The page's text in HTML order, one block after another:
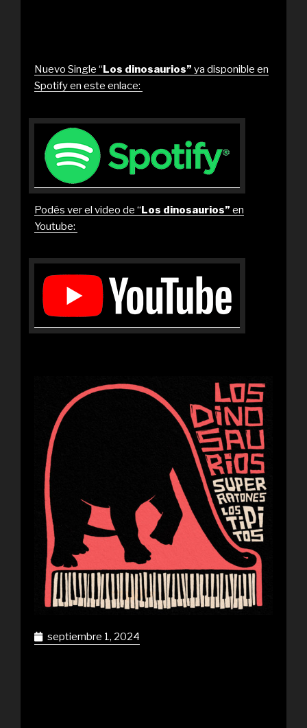
Nuevo Single “Los dinosaurios” ya disponible en
Spotify en este enlace:
Podés ver el video de “Los dinosaurios” en
Youtube:
septiembre 1, 2024